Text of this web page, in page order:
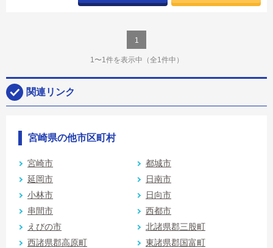
1
1〜1件を表示中 （全1件中）
関連リンク
宮崎県の他市区町村
宮崎市
都城市
延岡市
日南市
小林市
日向市
串間市
西都市
えびの市
北諸県郡三股町
西諸県郡高原町
東諸県郡国富町